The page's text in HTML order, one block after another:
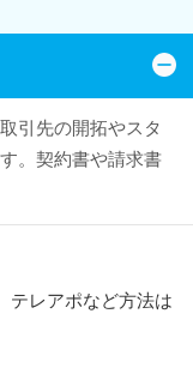
引先の開拓やスタ
。契約書や請求書
テレアポなど方法は